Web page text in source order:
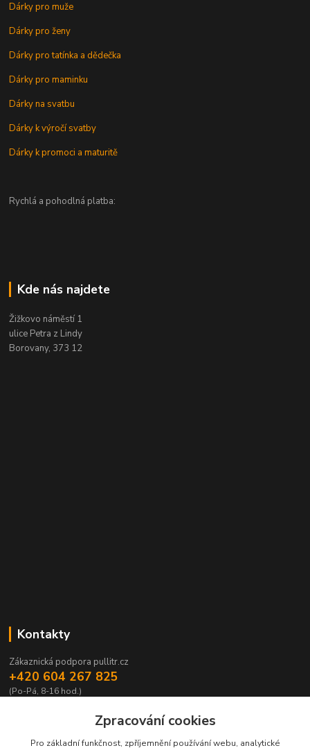
Dárky pro muže
Dárky pro ženy
Dárky pro tatínka a dědečka
Dárky pro maminku
Dárky na svatbu
Dárky k výročí svatby
Dárky k promoci a maturitě
Rychlá a pohodlná platba:
Kde nás najdete
Žižkovo náměstí 1
ulice Petra z Lindy
Borovany, 373 12
Kontakty
Zákaznická podpora pullitr.cz
+420 604 267 825
(Po-Pá, 8-16 hod.)
Zpracování cookies
Pro základní funkčnost, zpříjemnění používání webu, analytické